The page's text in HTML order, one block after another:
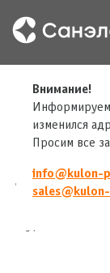
Внимание!
изменился
Просим все
info@kulon-
Главная
Театр